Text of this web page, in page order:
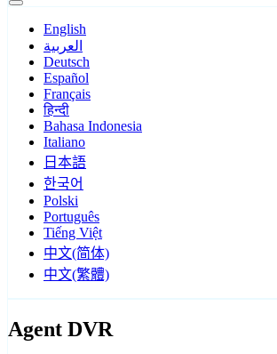
English
العربية
Deutsch
Español
Français
हिन्दी
Bahasa Indonesia
Italiano
日本語
한국어
Polski
Português
Tiếng Việt
中文(简体)
中文(繁體)
Agent DVR